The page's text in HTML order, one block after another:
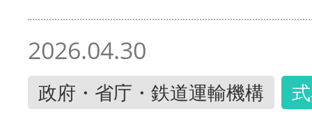
2026.04.30
政府・省庁・鉄道運輸機構